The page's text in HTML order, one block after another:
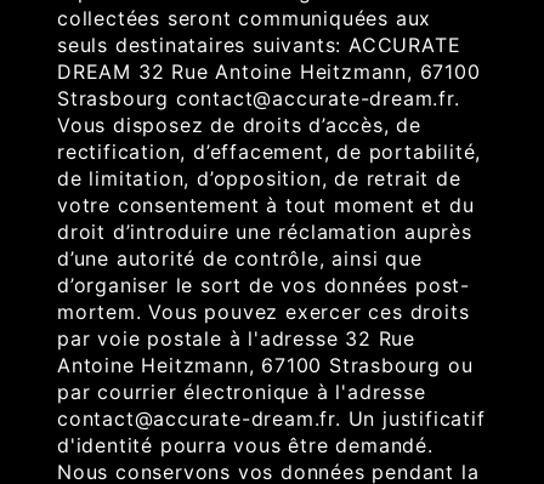
collectées seront communiquées aux
seuls destinataires suivants: ACCURATE
DREAM 32 Rue Antoine Heitzmann, 67100
Strasbourg contact@accurate-dream.fr.
Vous disposez de droits d’accès, de
rectification, d’effacement, de portabilité,
de limitation, d’opposition, de retrait de
votre consentement à tout moment et du
droit d’introduire une réclamation auprès
d’une autorité de contrôle, ainsi que
d’organiser le sort de vos données post-
mortem. Vous pouvez exercer ces droits
par voie postale à l'adresse 32 Rue
Antoine Heitzmann, 67100 Strasbourg ou
par courrier électronique à l'adresse
contact@accurate-dream.fr. Un justificatif
d'identité pourra vous être demandé.
Nous conservons vos données pendant la